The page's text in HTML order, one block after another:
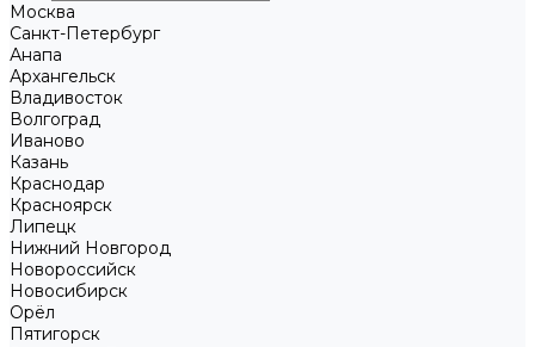
Москва
Санкт-Петербург
Анапа
Архангельск
Владивосток
Волгоград
Иваново
Казань
Краснодар
Красноярск
Липецк
Нижний Новгород
Новороссийск
Новосибирск
Орёл
Пятигорск